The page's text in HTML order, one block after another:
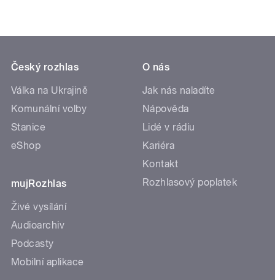
Český rozhlas
Válka na Ukrajině
Komunální volby
Stanice
eShop
mujRozhlas
Živé vysílání
Audioarchiv
Podcasty
Mobilní aplikace
O nás
Jak nás naladíte
Nápověda
Lidé v rádiu
Kariéra
Kontakt
Rozhlasový poplatek